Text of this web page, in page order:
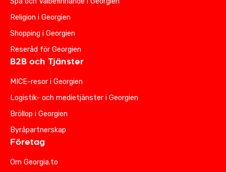
Religion i Georgien
Shopping i Georgien
Reseråd för Georgien
B2B och Tjänster
MICE-resor i Georgien
Logistik- och medietjänster i Georgien
Bröllop i Georgien
Byråpartnerskap
Företag
Om Georgia.to